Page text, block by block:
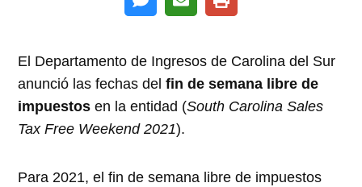
El Departamento de Ingresos de Carolina del Sur
anunció las fechas del fin de semana libre de
impuestosen la entidad (South Carolina Sales
Tax Free Weekend 2021).
Para 2021, el fin de semana libre de impuestos